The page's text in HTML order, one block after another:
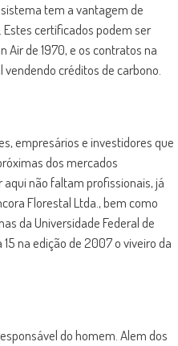
tem a vantagem de
certificados podem ser
Air de 1970, e os contratos na
créditos de carbono.
empresários e investidores que
dos mercados
não faltam profissionais, já
Florestal Ltda., bem como
da Universidade Federal de
na edição de 2007 o viveiro da
do homem. Alem dos